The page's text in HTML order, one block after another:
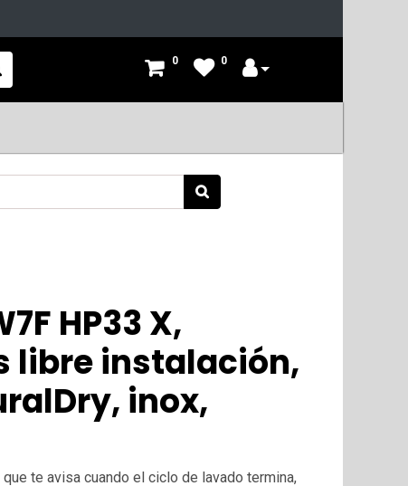
0 0
HP33 X,
libre instalación,
inox,
te avisa cuando el ciclo de lavado termina,